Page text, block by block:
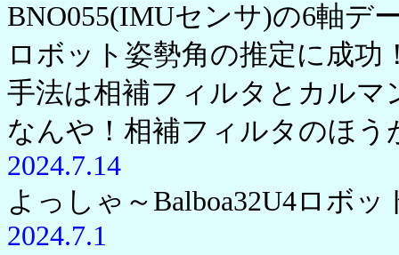
BNO055(IMUセンサ)の6軸デ
ロボット姿勢角の推定に成功
手法は相補フィルタとカルマ
なんや！相補フィルタのほう
2024.7.14
よっしゃ～Balboa32U4ロボ
2024.7.1